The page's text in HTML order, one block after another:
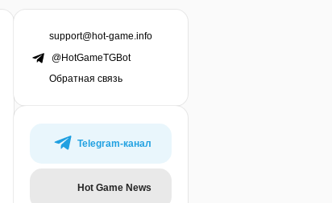
support@hot-game.info
@HotGameTGBot
Обратная связь
Telegram-канал
Hot Game News